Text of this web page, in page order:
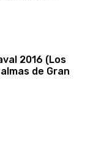
2016 (Los
de Gran